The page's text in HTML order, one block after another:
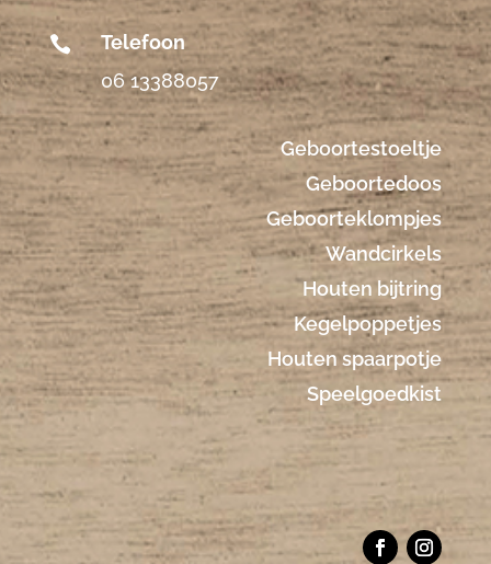

Telefoon
06 13388057
Geboortestoeltje
Geboortedoos
Geboorteklompjes
Wandcirkels
Houten bijtring
Kegelpoppetjes
Houten spaarpotje
Speelgoedkist